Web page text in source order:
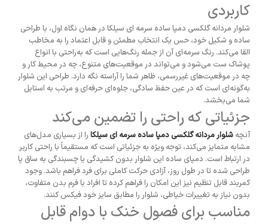
کاربردی
شلوار مردانه گلکسی دمپا ساده سرمه ای سیلکا در همان نگاه اول، با طراحی
ساده و شکیل خود، حس یک انتخاب مطمئن و قابل اعتماد را به مخاطب
القا می‌کند. رنگ سرمه‌ای آن از جمله رنگ‌هایی است که به‌راحتی با انواع
پوشاک ست می‌شود و می‌تواند در موقعیت‌های متنوع، چه در محیط کار و
چه در موقعیت‌های غیررسمی، ظاهر شما را آراسته نگه دارد. طراحی این شلوار
به‌گونه‌ای است که در عین حفظ سادگی، جلوه‌ای حرفه‌ای و مرتب به استایل
شما می‌بخشد.
جزئیاتی که راحتی را تضمین می‌کند
آنچه شلوار مردانه گلکسی دمپا ساده سرمه ای سیلکا را از بسیاری مدل‌های
مشابه متمایز می‌کند، توجه ویژه به جزئیاتی است که مستقیماً با راحتی کاربر
در ارتباط است. دمپای ساده این شلوار بدون کشیدگی یا چسبندگی به ساق پا
طراحی شده تا در طول روز، آزادی حرکت کاملی برای فرد فراهم باشد. وجود
کمربند قابل تنظیم نیز این امکان را فراهم کرده تا افراد با فرم بدن متفاوت،
بدون نیاز به تغییرات خیاطی، شلوار را مطابق سایز خود فیکس کنند.
مناسب برای فصول خنک با دوام قابل